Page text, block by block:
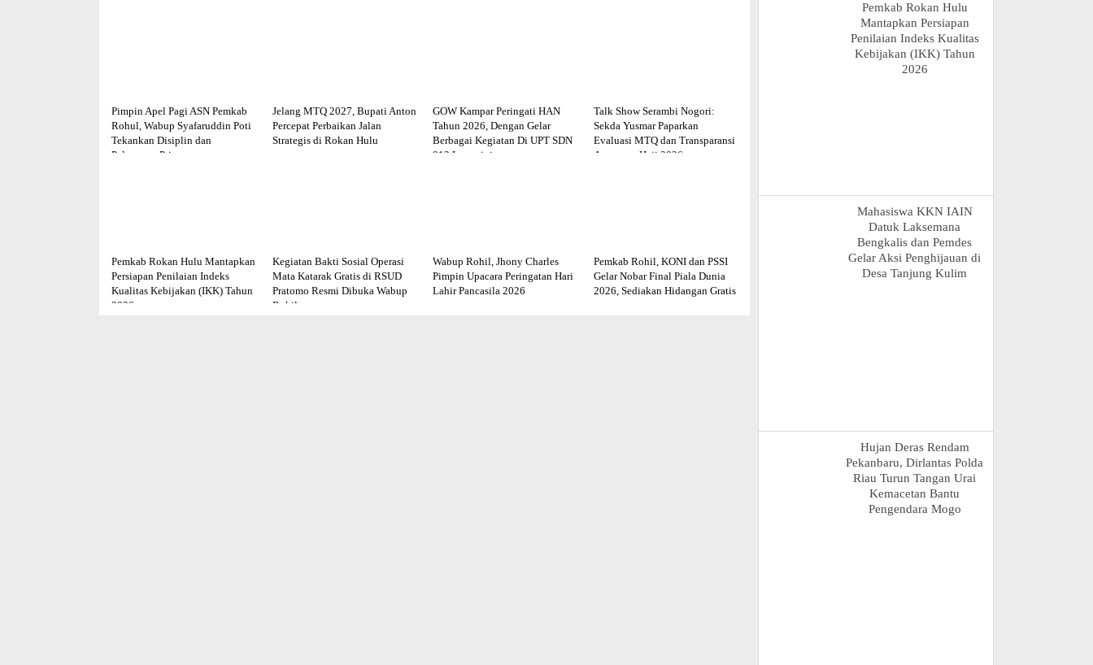
Pimpin Apel Pagi ASN Pemkab
Rohul, Wabup Syafaruddin Poti
Tekankan Disiplin dan
Pelayanan Prima
Jelang MTQ 2027, Bupati Anton
Percepat Perbaikan Jalan
Strategis di Rokan Hulu
GOW Kampar Peringati HAN
Tahun 2026, Dengan Gelar
Berbagai Kegiatan Di UPT SDN
012 Langgini
Talk Show Serambi Nogori:
Sekda Yusmar Paparkan
Evaluasi MTQ dan Transparansi
Anggaran Haji 2026
Pemkab Rokan Hulu Mantapkan
Persiapan Penilaian Indeks
Kualitas Kebijakan (IKK) Tahun
2026
Kegiatan Bakti Sosial Operasi
Mata Katarak Gratis di RSUD
Pratomo Resmi Dibuka Wabup
Rohil
Wabup Rohil, Jhony Charles
Pimpin Upacara Peringatan Hari
Lahir Pancasila 2026
Pemkab Rohil, KONI dan PSSI
Gelar Nobar Final Piala Dunia
2026, Sediakan Hidangan Gratis
Pemkab Rokan Hulu
Mantapkan Persiapan
Penilaian Indeks Kualitas
Kebijakan (IKK) Tahun
2026
Mahasiswa KKN IAIN
Datuk Laksemana
Bengkalis dan Pemdes
Gelar Aksi Penghijauan di
Desa Tanjung Kulim
Hujan Deras Rendam
Pekanbaru, Dirlantas Polda
Riau Turun Tangan Urai
Kemacetan Bantu
Pengendara Mogo